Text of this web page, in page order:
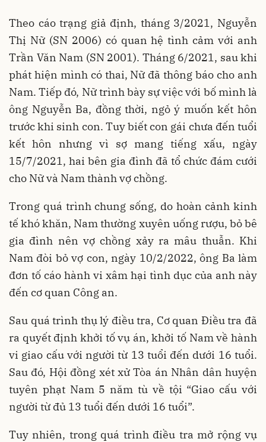
Theo cáo trạng giả định, tháng 3/2021, Nguyễn
Thị Nữ (SN 2006) có quan hệ tình cảm với anh
Trần Văn Nam (SN 2001). Tháng 6/2021, sau khi
phát hiện mình có thai, Nữ đã thông báo cho anh
Nam. Tiếp đó, Nữ trình bày sự việc với bố mình là
ông Nguyễn Ba, đồng thời, ngỏ ý muốn kết hôn
trước khi sinh con. Tuy biết con gái chưa đến tuổi
kết hôn nhưng vì sợ mang tiếng xấu, ngày
15/7/2021, hai bên gia đình đã tổ chức đám cưới
cho Nữ và Nam thành vợ chồng.
Trong quá trình chung sống, do hoàn cảnh kinh
tế khó khăn, Nam thường xuyên uống rượu, bỏ bê
gia đình nên vợ chồng xảy ra mâu thuẫn. Khi
Nam đòi bỏ vợ con, ngày 10/2/2022, ông Ba làm
đơn tố cáo hành vi xâm hại tình dục của anh này
đến cơ quan Công an.
Sau quá trình thụ lý điều tra, Cơ quan Điều tra đã
ra quyết định khởi tố vụ án, khởi tố Nam về hành
vi giao cấu với người từ 13 tuổi đến dưới 16 tuổi.
Sau đó, Hội đồng xét xử Tòa án Nhân dân huyện
tuyên phạt Nam 5 năm tù về tội “Giao cấu với
người từ đủ 13 tuổi đến dưới 16 tuổi”.
Tuy nhiên, trong quá trình điều tra mở rộng vụ